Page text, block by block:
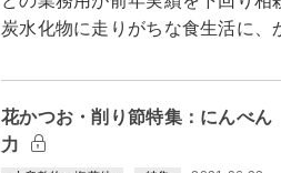
炭水化物に走りがちな食生活に
花かつお・削り節特集：にんべ
力